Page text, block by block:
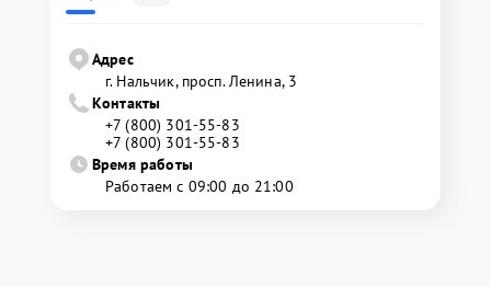
Адрес
г. Нальчик, просп. Ленина, 3
Контакты
+7 (800) 301-55-83
+7 (800) 301-55-83
Время работы
Работаем с 09:00 до 21:00